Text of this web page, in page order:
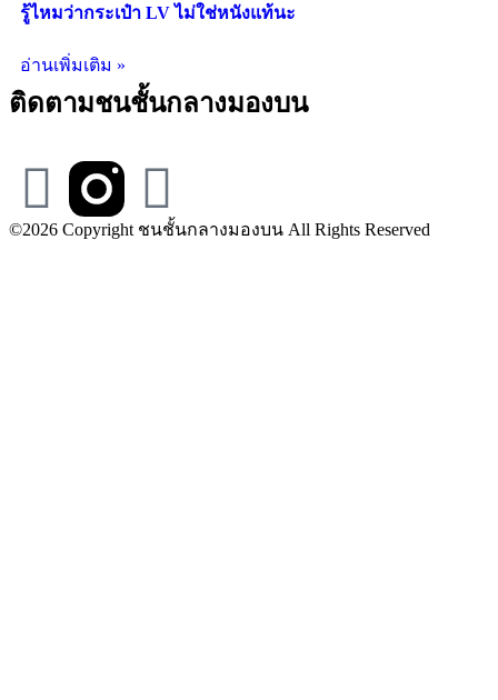
รู้ไหมว่ากระเป๋า LV ไม่ใช่หนังแท้นะ
อ่านเพิ่มเติม »
ติดตามชนชั้นกลางมองบน
©2026 Copyright ชนชั้นกลางมองบน All Rights Reserved